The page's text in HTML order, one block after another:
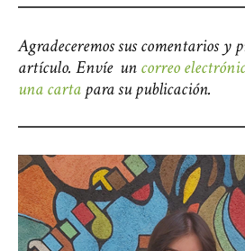
Agradeceremos sus comentarios y
artículo. Envíe uncorreo
una cartapara su publicación.